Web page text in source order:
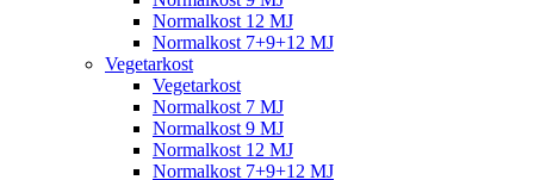
Normalkost 12 MJ
Normalkost 7+9+12 MJ
Vegetarkost
Vegetarkost
Normalkost 7 MJ
Normalkost 9 MJ
Normalkost 12 MJ
Normalkost 7+9+12 MJ